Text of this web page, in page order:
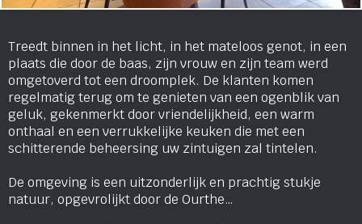
Treedt binnen in het licht, in het mateloos genot, in een
plaats die door de baas, zijn vrouw en zijn team werd
omgetoverd tot een droomplek. De klanten komen
regelmatig terug om te genieten van een ogenblik van
geluk, gekenmerkt door vriendelijkheid, een warm
onthaal en een verrukkelijke keuken die met een
schitterende beheersing uw zintuigen zal tintelen.
De omgeving is een uitzonderlijk en prachtig stukje
natuur, opgevrolijkt door de Ourthe…